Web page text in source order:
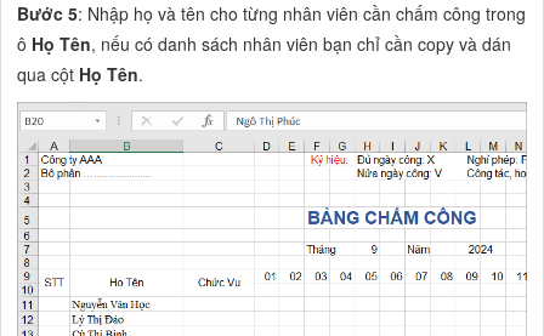
Bước 5: Nhập họ và tên cho từng nhân viên cần chấm công trong
ô Họ Tên, nếu có danh sách nhân viên bạn chỉ cần copy và dán
qua cột Họ Tên.